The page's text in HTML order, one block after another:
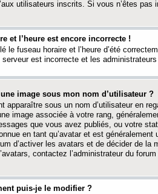
utilisateurs inscrits. Si vous n’êtes
et l’heure est encore incorrecte !
le fuseau horaire et l’heure d’été
serveur est incorrecte et les
image sous mon nom d’utilisateur ?
apparaître sous un nom d’utilisateur en
image associée à votre rang,
que vous avez publiés, ou votre
en tant qu’avatar et est généralement
d’activer les avatars et de décider de
contactez l’administrateur du
puis-je le modifier ?